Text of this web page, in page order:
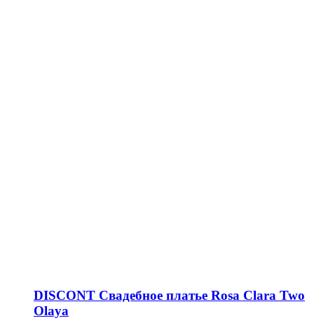
DISCONT Свадебное платье Rosa Clara Two
Olaya